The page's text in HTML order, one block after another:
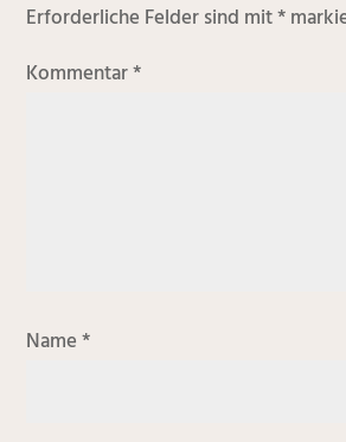
Erforderliche Felder sind mit*
Kommentar*
Name*